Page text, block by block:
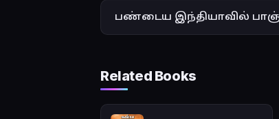
பண்டைய இந்தியாவில்
Related Books